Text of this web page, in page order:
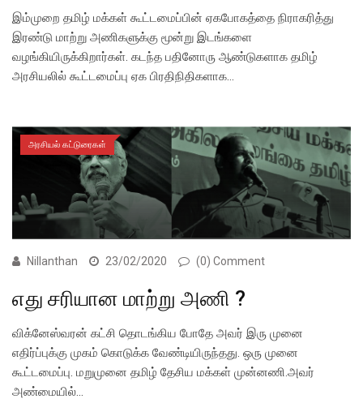
இம்முறை தமிழ் மக்கள் கூட்டமைப்பின் ஏகபோகத்தை நிராகரித்து
இரண்டு மாற்று அணிகளுக்கு மூன்று இடங்களை
வழங்கியிருக்கிறார்கள். கடந்த பதினோரு ஆண்டுகளாக தமிழ்
அரசியலில் கூட்டமைப்பு ஏக பிரதிநிதிகளாக…
அரசியல் கட்டுரைகள்
Nillanthan 23/02/2020 (0) Comment
எது சரியான மாற்று அணி ?
விக்னேஸ்வரன் கட்சி தொடங்கிய போதே அவர் இரு முனை
எதிர்ப்புக்கு முகம் கொடுக்க வேண்டியிருந்தது. ஒரு முனை
கூட்டமைப்பு. மறுமுனை தமிழ் தேசிய மக்கள் முன்னணி.அவர்
அண்மையில்…